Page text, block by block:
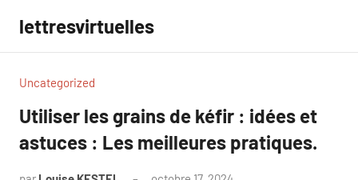
contenu
lettresvirtuelles
Uncategorized
Utiliser les grains de kéfir : idées et
astuces : Les meilleures pratiques.